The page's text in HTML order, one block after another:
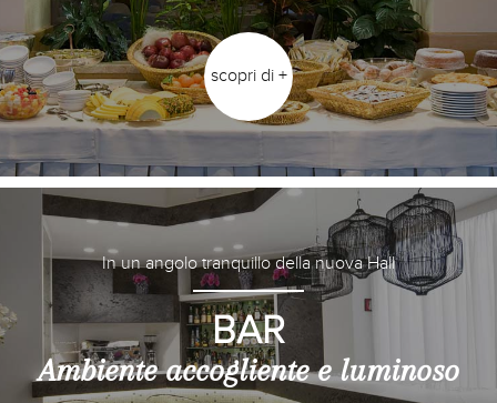
scopri di +
In un angolo tranquillo della nuova Hall
BAR
Ambiente accogliente e luminoso